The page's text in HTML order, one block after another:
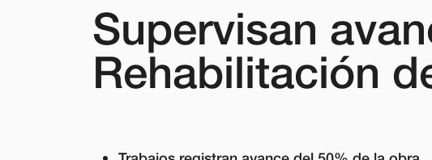
Supervisan
Rehabilitación